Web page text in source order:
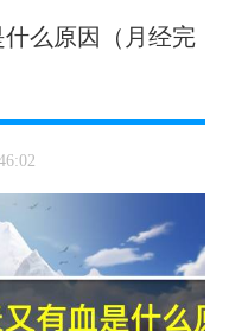
么原因（月经完